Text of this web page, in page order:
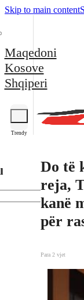
Skip to main content
Maqedoni
Kosove
Shqiperi
Trendy
Do të
reja,
kanë
për
Para 2 vjet